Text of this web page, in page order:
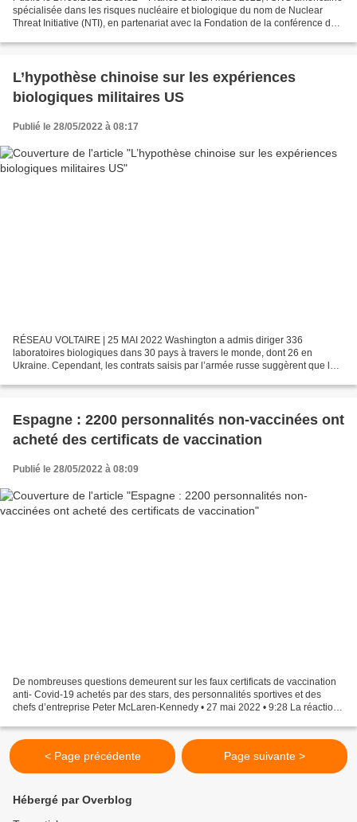
spécialisée dans les risques nucléaire et biologique du nom de Nuclear
Threat Initiative (NTI), en partenariat avec la Fondation de la conférence de
L’hypothèse chinoise sur les expériences
biologiques militaires US
Publié le 28/05/2022 à 08:17
RÉSEAU VOLTAIRE | 25 MAI 2022 Washington a admis diriger 336
laboratoires biologiques dans 30 pays à travers le monde, dont 26 en
Ukraine. Cependant, les contrats saisis par l’armée russe suggèrent que les
Espagne : 2200 personnalités non-vaccinées ont
acheté des certificats de vaccination
Publié le 28/05/2022 à 08:09
De nombreuses questions demeurent sur les faux certificats de vaccination
anti- Covid-19 achetés par des stars, des personnalités sportives et des
chefs d’entreprise Peter McLaren-Kennedy • 27 mai 2022 • 9:28 La réaction
< Page précédente Page suivante >
Hébergé par Overblog